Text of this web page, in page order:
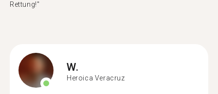
Rettung!"
W.
Heroica Veracruz